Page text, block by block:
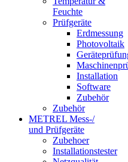
Feuchte
Prüfgeräte
Erdmessung
Photovoltaik
Installation
Software
Zubehör
Zubehör
METREL Mess-/
und Prüfgeräte
Zubehoer
Installationstester